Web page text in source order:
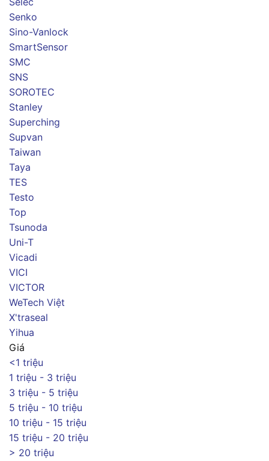
Senko
Sino-Vanlock
SmartSensor
SMC
SNS
SOROTEC
Stanley
Superching
Supvan
Taiwan
Taya
TES
Testo
Top
Tsunoda
Uni-T
Vicadi
VICI
VICTOR
WeTech Việt
X'traseal
Yihua
Giá
<1 triệu
1 triệu - 3 triệu
3 triệu - 5 triệu
5 triệu - 10 triệu
10 triệu - 15 triệu
15 triệu - 20 triệu
> 20 triệu